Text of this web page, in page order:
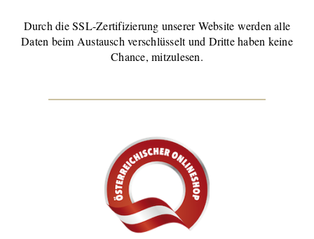
Durch die SSL-Zertifizierung unserer Website werden alle
Daten beim Austausch verschlüsselt und Dritte haben keine
Chance, mitzulesen.